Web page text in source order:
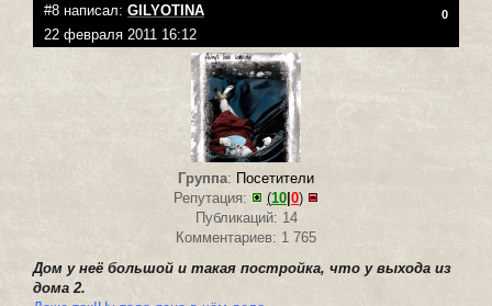
#8 написал: GILYOTINA 0
22 февраля 2011 16:12
Группа: Посетители
Репутация:
(10 0)
Публикаций: 14
Комментариев: 1 765
Дом у неё большой и такая постройка, что у выхода из
дома 2.